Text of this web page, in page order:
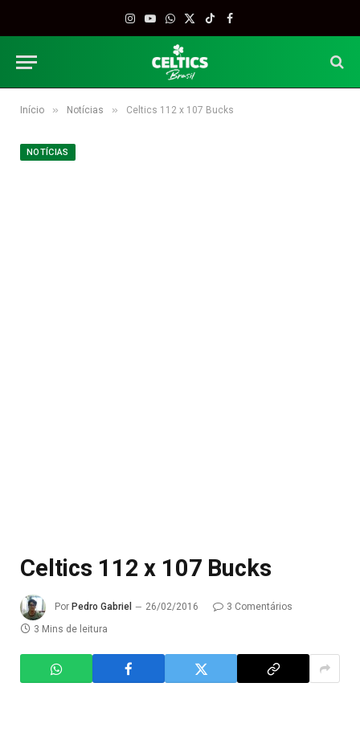
Instagram
YouTube
WhatsApp
X
TikTokFacebook
Início » Notícias » Celtics 112 x 107 Bucks
NOTÍCIAS
Celtics 112 x 107 Bucks
Por Pedro Gabriel 26/02/2016
3 Comentários
3 Mins de leitura